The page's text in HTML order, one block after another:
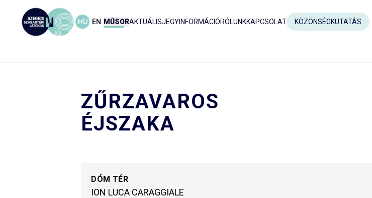
HU EN MŰSORAKTUÁLISJEGYINFORMÁCIÓRÓLUNKKAPCSOLAT KÖZÖNSÉGKUTATÁS
ZŰRZAVAROS
ÉJSZAKA
DÓM TÉR
ION LUCA CARAGGIALE